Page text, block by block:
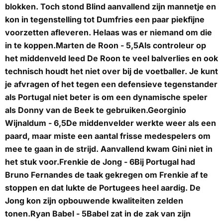
blokken. Toch stond Blind aanvallend zijn mannetje en
kon in tegenstelling tot Dumfries een paar piekfijne
voorzetten afleveren. Helaas was er niemand om die
in te koppen.Marten de Roon - 5,5Als controleur op
het middenveld leed De Roon te veel balverlies en ook
technisch houdt het niet over bij de voetballer. Je kunt
je afvragen of het tegen een defensieve tegenstander
als Portugal niet beter is om een dynamische speler
als Donny van de Beek te gebruiken.Georginio
Wijnaldum - 6,5De middenvelder werkte weer als een
paard, maar miste een aantal frisse medespelers om
mee te gaan in de strijd. Aanvallend kwam Gini niet in
het stuk voor.Frenkie de Jong - 6Bij Portugal had
Bruno Fernandes de taak gekregen om Frenkie af te
stoppen en dat lukte de Portugees heel aardig. De
Jong kon zijn opbouwende kwaliteiten zelden
tonen.Ryan Babel - 5Babel zat in de zak van zijn